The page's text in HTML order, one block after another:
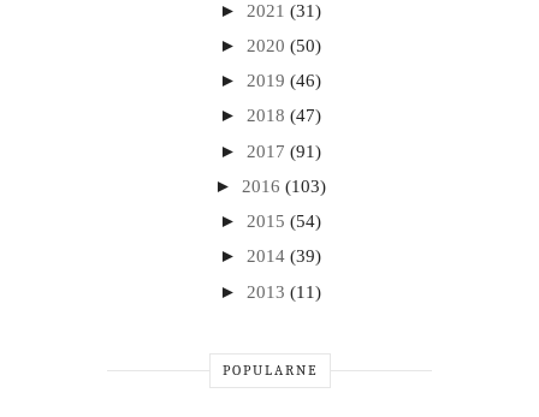
► 2021 (31)
► 2020 (50)
► 2019 (46)
► 2018 (47)
► 2017 (91)
► 2016 (103)
► 2015 (54)
► 2014 (39)
► 2013 (11)
POPULARNE